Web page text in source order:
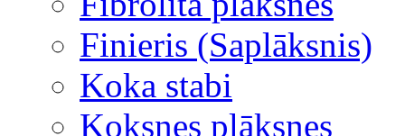
Finieris (Saplāksnis)
Koka stabi
Koksnes plāksnes